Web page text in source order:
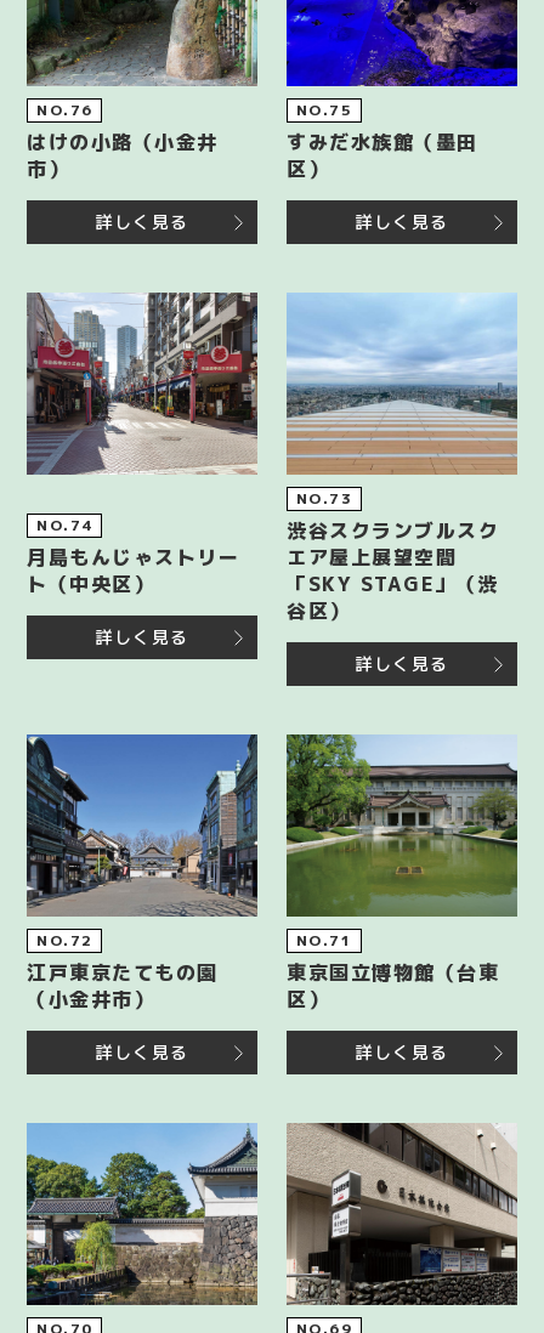
NO.76
はけの小路（小金井
市）
詳しく見る
NO.75
すみだ水族館（墨田
区）
詳しく見る
NO.74
月島もんじゃストリー
ト（中央区）
詳しく見る
NO.73
渋谷スクランブルスク
エア屋上展望空間
「SKY STAGE」（渋
谷区）
詳しく見る
NO.72
江戸東京たてもの園
（小金井市）
詳しく見る
NO.71
東京国立博物館（台東
区）
詳しく見る
NO.70 NO.69